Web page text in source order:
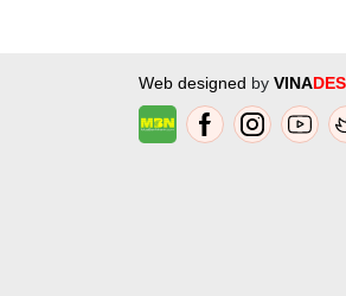
Web designed by VINA